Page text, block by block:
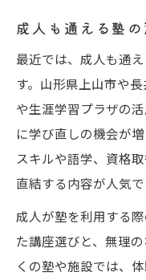
成人も通える塾
最近では、成人も通
す。山形県上山市や
や生涯学習プラザの
に学び直しの機会が
スキルや語学、資格
直結する内容が人気で
成人が塾を利用する
た講座選びと、無理
くの塾や施設では、